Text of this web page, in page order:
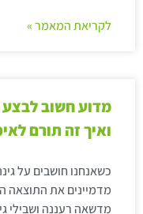
לקריאת המאמר »
מדוע חשוב לבצע
ואיך זה תורם
כשאנחנו חושבים על
מדמיינים את התוצאה
מדשאה רעננה ושבילי